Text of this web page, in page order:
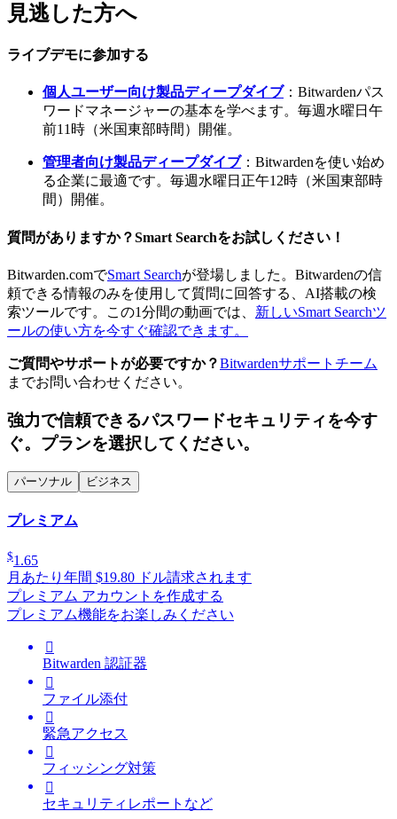
見逃した方へ
ライブデモに参加する
個人ユーザー向け製品ディープダイブ：Bitwardenパス
ワードマネージャーの基本を学べます。毎週水曜日午
前11時（米国東部時間）開催。
管理者向け製品ディープダイブ：Bitwardenを使い始め
る企業に最適です。毎週水曜日正午12時（米国東部時
間）開催。
質問がありますか？Smart Searchをお試しください！
Bitwarden.comでSmart Searchが登場しました。Bitwardenの信
頼できる情報のみを使用して質問に回答する、AI搭載の検
索ツールです。この1分間の動画では、 新しいSmart Searchツ
ールの使い方を今すぐ確認できます。
ご質問やサポートが必要ですか？Bitwardenサポートチーム
までお問い合わせください。
強力で信頼できるパスワードセキュリティを今す
ぐ。プランを選択してください。
パーソナル ビジネス
プレミアム
$1.65
月あたり 年間 $19.80 ドル請求されます
プレミアム アカウントを作成する
プレミアム機能をお楽しみください

Bitwarden 認証器

ファイル添付

緊急アクセス

フィッシング対策

セキュリティレポートなど